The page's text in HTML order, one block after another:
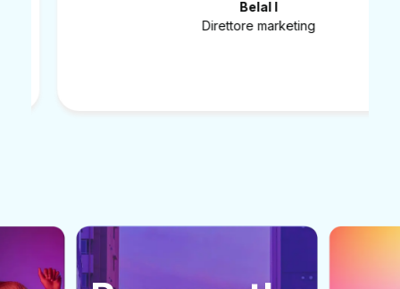
Direttore marketing